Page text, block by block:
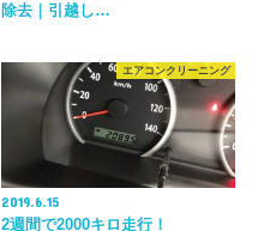
除去｜引越し…
エアコンクリーニング
2019.6.15
2週間で2000キロ走行！